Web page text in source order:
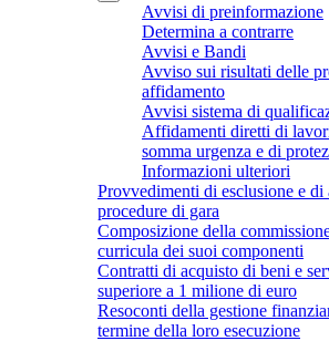
Avvisi di preinformazione
Determina a contrarre
Avvisi e Bandi
Avviso sui risultati delle
affidamento
Avvisi sistema di
Affidamenti diretti di
somma urgenza e di
Informazioni ulteriori
Provvedimenti di esclusione e di
procedure di gara
Composizione della
curricula dei suoi componenti
Contratti di acquisto di beni e
superiore a 1 milione di euro
Resoconti della gestione
termine della loro esecuzione